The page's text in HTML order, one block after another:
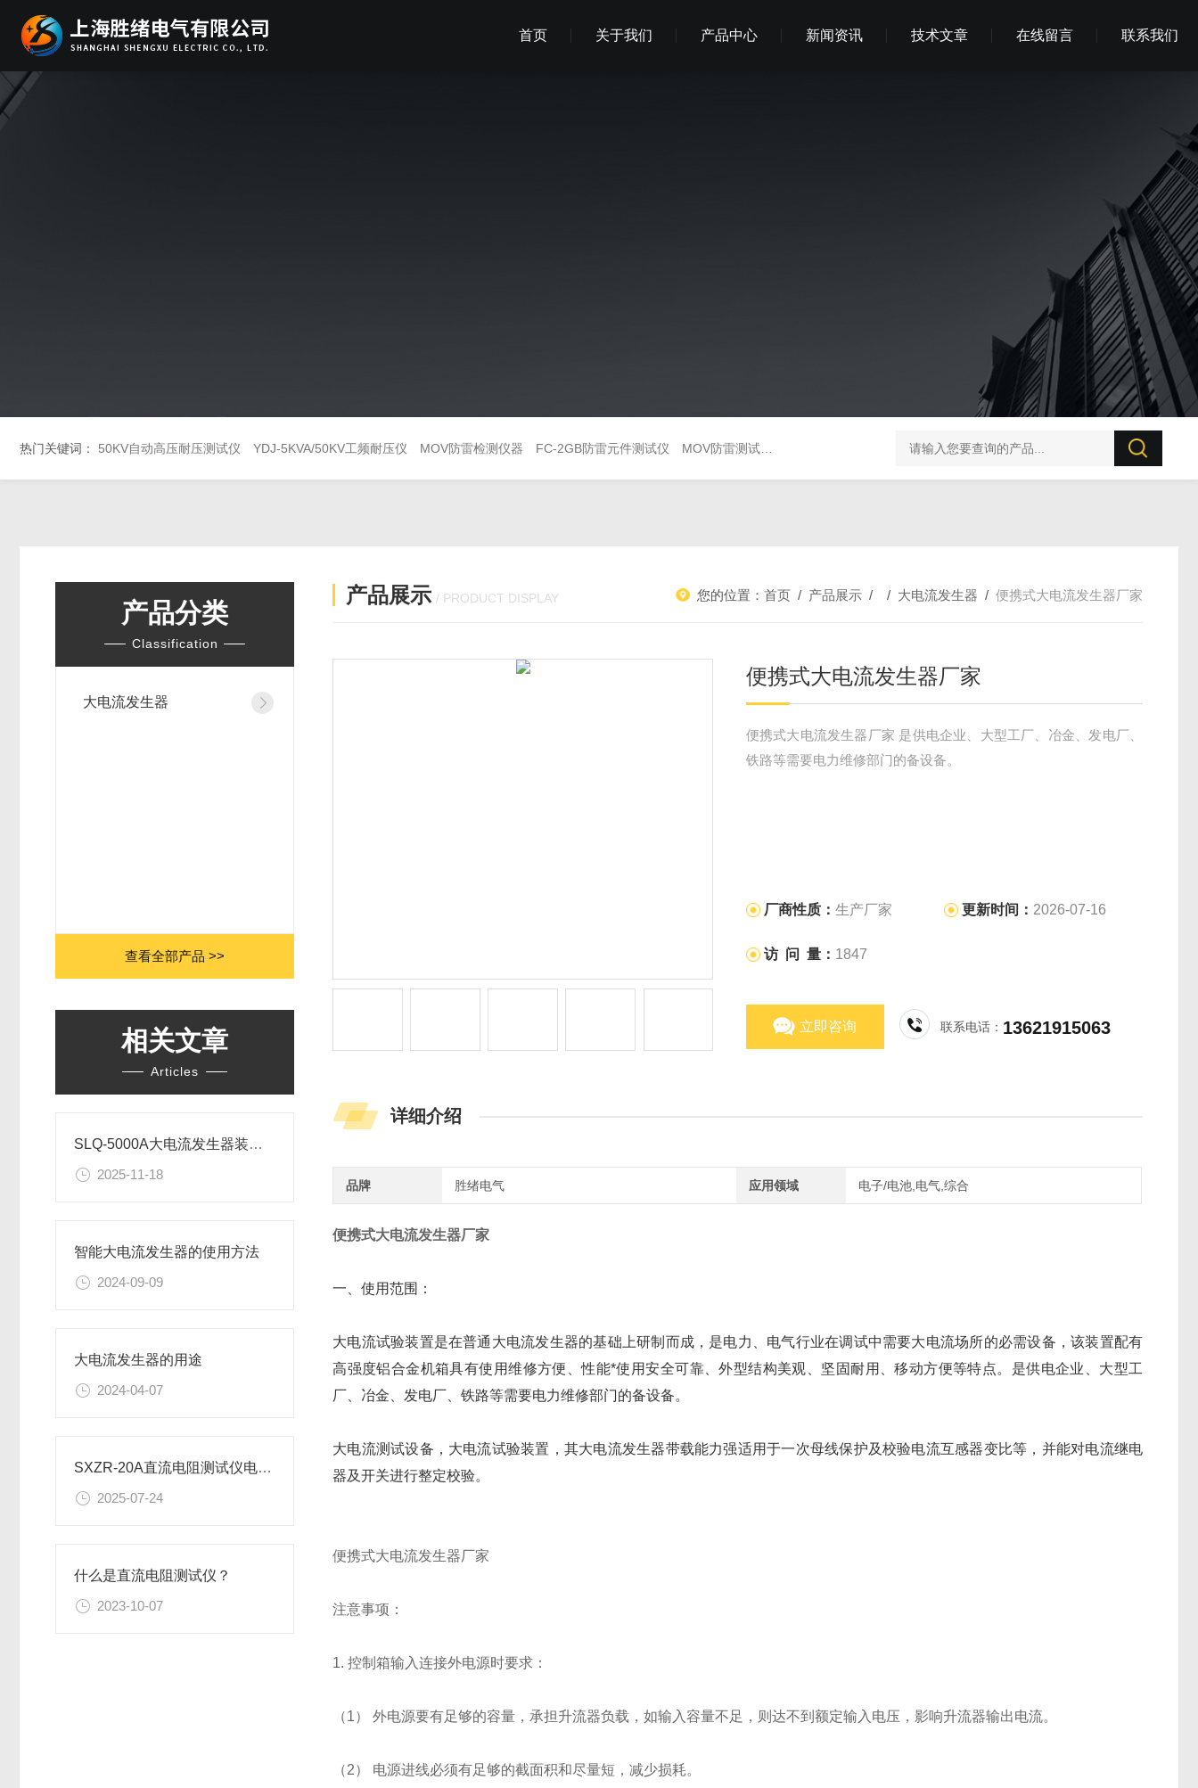
首页 关于我们 产品中心 新闻资讯 技术文章 在线留言 联系我们
热门关键词： 50KV自动高压耐压测试仪 YDJ-5KVA/50KV工频耐压仪 MOV防雷检测仪器 FC-2GB防雷元件测试仪 MOV防雷测试仪 避雷器巡检仪 UT506B 防雷元件测试仪
产品分类
Classification
大电流发生器
查看全部产品 >>
相关文章
Articles
SLQ-5000A大电流发生器装置组成部分及安全操作规程
2025-11-18
智能大电流发生器的使用方法
2024-09-09
大电流发生器的用途
2024-04-07
SXZR-20A直流电阻测试仪电流档位的选择方法有哪些？
2025-07-24
什么是直流电阻测试仪？
2023-10-07
产品展示 / PRODUCT DISPLAY 您的位置： 首页 / 产品展示 / / 大电流发生器 / 便携式大电流发生器厂家
便携式大电流发生器厂家
便携式大电流发生器厂家 是供电企业、大型工厂、冶金、发电厂、
铁路等需要电力维修部门的备设备。
厂商性质： 生产厂家 更新时间： 2026-07-16
访 问 量： 1847
立即咨询 联系电话： 13621915063
详细介绍
品牌 胜绪电气 应用领域 电子/电池,电气,综合
便携式大电流发生器厂家
一、使用范围：
大电流试验装置是在普通大电流发生器的基础上研制而成，是电力、电气行业在调试中需要大电流场所的必需设备，该装置配有
高强度铝合金机箱具有使用维修方便、性能*使用安全可靠、外型结构美观、坚固耐用、移动方便等特点。是供电企业、大型工
厂、冶金、发电厂、铁路等需要电力维修部门的备设备。
大电流测试设备，大电流试验装置，其大电流发生器带载能力强适用于一次母线保护及校验电流互感器变比等，并能对电流继电
器及开关进行整定校验。
便携式大电流发生器厂家
注意事项：
1. 控制箱输入连接外电源时要求：
（1） 外电源要有足够的容量，承担升流器负载，如输入容量不足，则达不到额定输入电压，影响升流器输出电流。
（2） 电源进线必须有足够的截面积和尽量短，减少损耗。